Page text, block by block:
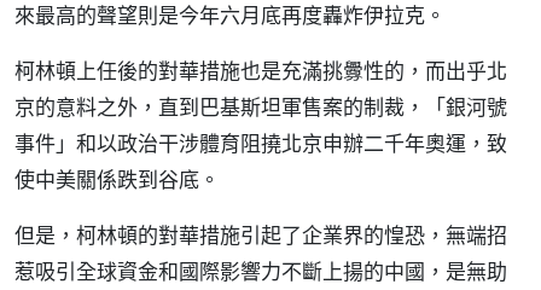
來最高的聲望則是今年六月底再度轟炸伊拉克。
柯林頓上任後的對華措施也是充滿挑釁性的，而出乎北
京的意料之外，直到巴基斯坦軍售案的制裁，「銀河號
事件」和以政治干涉體育阻撓北京申辦二千年奧運，致
使中美關係跌到谷底。
但是，柯林頓的對華措施引起了企業界的惶恐，無端招
惹吸引全球資金和國際影響力不斷上揚的中國，是無助